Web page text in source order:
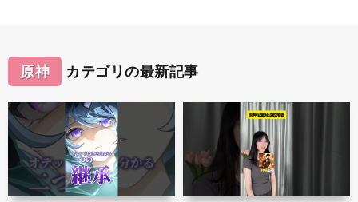
原神 カテゴリの最新記事